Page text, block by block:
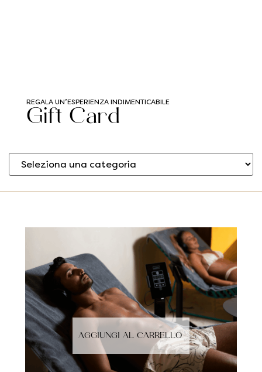
REGALA UN’ESPERIENZA INDIMENTICABILE​
Gift Card
AGGIUNGI AL CARRELLO